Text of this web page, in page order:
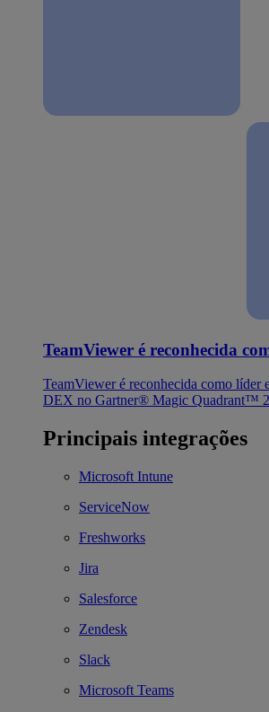
TeamViewer é reconhecida
TeamViewer é reconhecida como líder
DEX no Gartner® Magic Quadrant™
Principais integrações
Microsoft Intune
ServiceNow
Freshworks
Jira
Salesforce
Zendesk
Slack
Microsoft Teams